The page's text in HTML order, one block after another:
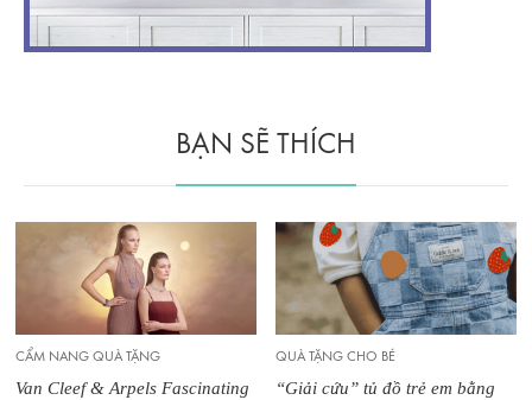
BẠN SẼ THÍCH
CẨM NANG QUÀ TẶNG
Van Cleef & Arpels Fascinating
QUÀ TẶNG CHO BÉ
“Giải cứu” tủ đồ trẻ em bằng